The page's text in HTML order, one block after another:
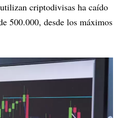
criptodivisas ha caído
500.000, desde los máximos